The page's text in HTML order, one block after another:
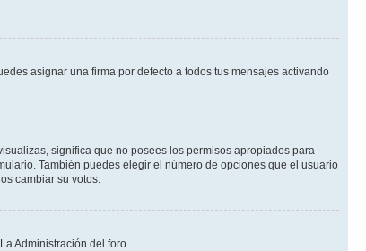
asignar una firma por defecto a todos tus mensajes activando
significa que no posees los permisos apropiados para
También puedes elegir el número de opciones que el usuario
cambiar su votos.
Administración del foro.